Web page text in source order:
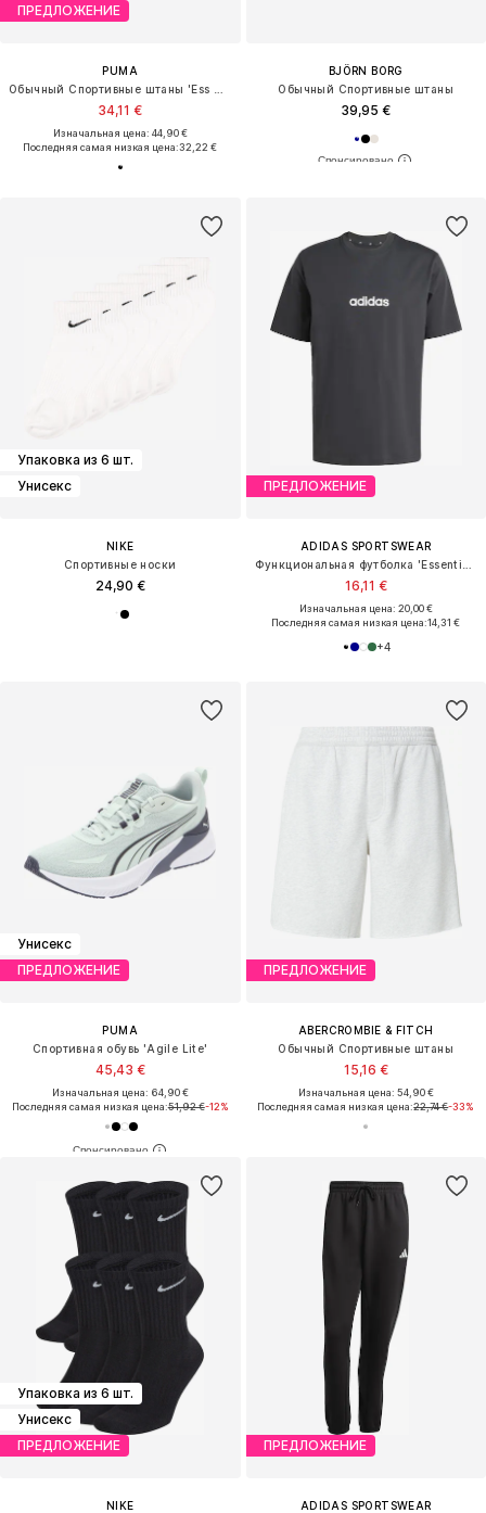
ПРЕДЛОЖЕНИЕ
PUMA
34,11 €
Изначальная цена: 44,90 €
Последняя самая низкая цена:32,22 €
BJÖRN BORG
Обычный Спортивные штаны
39,95 €
Упаковка из 6 шт.
Унисекс
NIKE
Спортивные носки
24,90 €
ПРЕДЛОЖЕНИЕ
ADIDAS SPORTSWEAR
16,11 €
Изначальная цена: 20,00 €
Последняя самая низкая цена:14,31 €
+4
Унисекс
ПРЕДЛОЖЕНИЕ
PUMA
Спортивная обувь 'Agile Lite'
45,43 €
Изначальная цена: 64,90 €
Последняя самая низкая цена:51,92 €-12%
ПРЕДЛОЖЕНИЕ
ABERCROMBIE & FITCH
Обычный Спортивные штаны
15,16 €
Изначальная цена: 54,90 €
Последняя самая низкая цена:22,74 €-33%
Упаковка из 6 шт.
Унисекс
ПРЕДЛОЖЕНИЕ
NIKE
ПРЕДЛОЖЕНИЕ
ADIDAS SPORTSWEAR